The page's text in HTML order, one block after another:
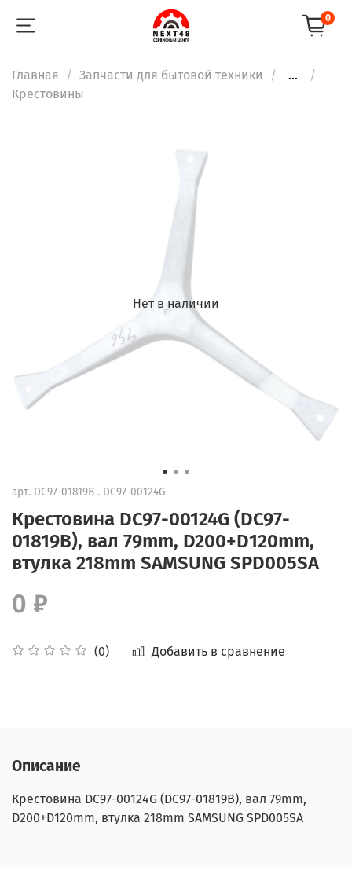
0
Главная Запчасти для бытовой техники
...
Крестовины
Нет в наличии
арт. DC97-01819B . DC97-00124G
Крестовина DC97-00124G (DC97-
01819B), вал 79mm, D200+D120mm,
втулка 218mm SAMSUNG SPD005SA
(0) Добавить в сравнение
0 ₽
Описание
Крестовина DC97-00124G (DC97-01819B), вал 79mm,
D200+D120mm, втулка 218mm SAMSUNG SPD005SA